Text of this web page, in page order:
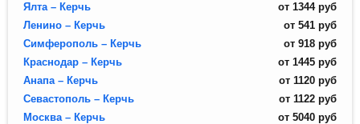
Ялта – Керчь
от 1344 руб
Ленино – Керчь
от 541 руб
Симферополь – Керчь
от 918 руб
Краснодар – Керчь
от 1445 руб
Анапа – Керчь
от 1120 руб
Севастополь – Керчь
от 1122 руб
Москва – Керчь
от 5040 руб